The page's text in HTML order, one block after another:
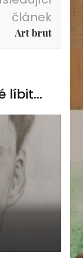
článek
Art brut
líbit...